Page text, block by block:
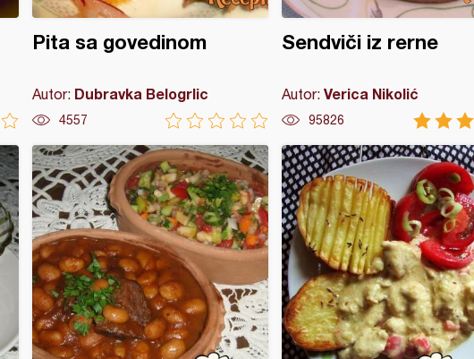
Pita sa govedinom
Autor: Dubravka Belogrlic
4557
Sendviči iz rerne
Autor: Verica Nikolić
95826